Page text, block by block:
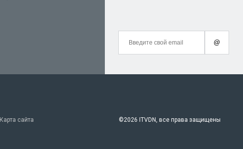
@
Карта сайта ©2026 ITVDN, все права защищены